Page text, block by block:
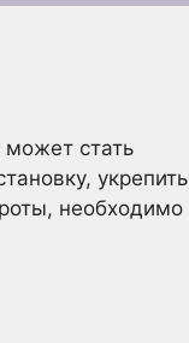
стать
укрепить
необходимо